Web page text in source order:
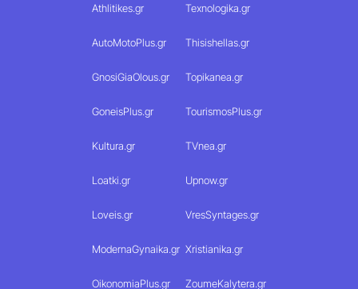
Athlitikes.gr Texnologika.gr
AutoMotoPlus.gr Thisishellas.gr
GnosiGiaOlous.gr Topikanea.gr
GoneisPlus.gr TourismosPlus.gr
Kultura.gr TVnea.gr
Loatki.gr Upnow.gr
Loveis.gr VresSyntages.gr
ModernaGynaika.gr Xristianika.gr
OikonomiaPlus.gr ZoumeKalytera.gr